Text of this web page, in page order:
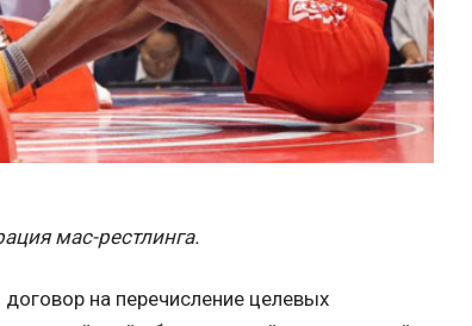
мас-рестлинга.
на перечисление целевых